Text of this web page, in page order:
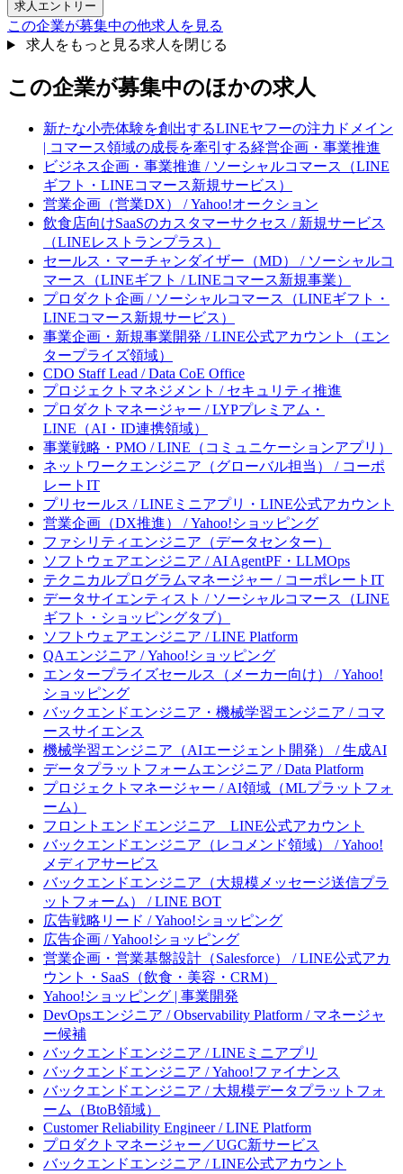
求人エントリー
この企業が募集中の他求人を見る
求人をもっと見る求人を閉じる
この企業が募集中のほかの求人
新たな小売体験を創出するLINEヤフーの注力ドメイン
| コマース領域の成長を牽引する経営企画・事業推進
ビジネス企画・事業推進 / ソーシャルコマース（LINE
ギフト・LINEコマース新規サービス）
営業企画（営業DX） / Yahoo!オークション
飲食店向けSaaSのカスタマーサクセス / 新規サービス
（LINEレストランプラス）
セールス・マーチャンダイザー（MD） / ソーシャルコ
マース（LINEギフト / LINEコマース新規事業）
プロダクト企画 / ソーシャルコマース（LINEギフト・
LINEコマース新規サービス）
事業企画・新規事業開発 / LINE公式アカウント（エン
タープライズ領域）
CDO Staff Lead / Data CoE Office
プロジェクトマネジメント / セキュリティ推進
プロダクトマネージャー / LYPプレミアム・
LINE（AI・ID連携領域）
事業戦略・PMO / LINE（コミュニケーションアプリ）
ネットワークエンジニア（グローバル担当） / コーポ
レートIT
プリセールス / LINEミニアプリ・LINE公式アカウント
営業企画（DX推進） / Yahoo!ショッピング
ファシリティエンジニア（データセンター）
ソフトウェアエンジニア / AI AgentPF・LLMOps
テクニカルプログラムマネージャー / コーポレートIT
データサイエンティスト / ソーシャルコマース（LINE
ギフト・ショッピングタブ）
ソフトウェアエンジニア / LINE Platform
QAエンジニア / Yahoo!ショッピング
エンタープライズセールス（メーカー向け） / Yahoo!
ショッピング
バックエンドエンジニア・機械学習エンジニア / コマ
ースサイエンス
機械学習エンジニア（AIエージェント開発） / 生成AI
データプラットフォームエンジニア / Data Platform
プロジェクトマネージャー / AI領域（MLプラットフォ
ーム）
フロントエンドエンジニア LINE公式アカウント
バックエンドエンジニア（レコメンド領域） / Yahoo!
メディアサービス
バックエンドエンジニア（大規模メッセージ送信プラ
ットフォーム） / LINE BOT
広告戦略リード / Yahoo!ショッピング
広告企画 / Yahoo!ショッピング
営業企画・営業基盤設計（Salesforce） / LINE公式アカ
ウント・SaaS（飲食・美容・CRM）
Yahoo!ショッピング | 事業開発
DevOpsエンジニア / Observability Platform / マネージャ
ー候補
バックエンドエンジニア / LINEミニアプリ
バックエンドエンジニア / Yahoo!ファイナンス
バックエンドエンジニア / 大規模データプラットフォ
ーム（BtoB領域）
Customer Reliability Engineer / LINE Platform
プロダクトマネージャー／UGC新サービス
バックエンドエンジニア / LINE公式アカウント